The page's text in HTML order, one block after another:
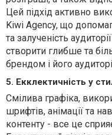
Цей підхід активно
Kiwi Agency, що
та залученість
створити глибше та
брендом і його
5. Екклектичність у
Смілива графіка,
шрифтів, анімації та
контенту - все це